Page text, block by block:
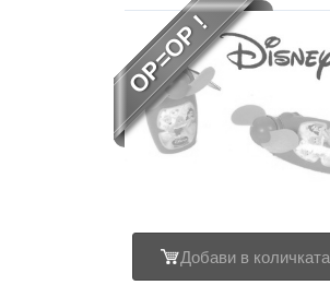
OP=OP !
Добави в количката